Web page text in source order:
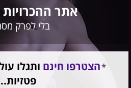
אתר
בלי לפרק
הצטרפו חינם ותגלו